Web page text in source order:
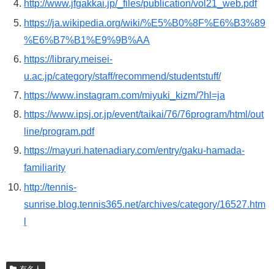
http://www.jfgakkai.jp/_files/publication/vol21_web.pdf
https://ja.wikipedia.org/wiki/%E5%B0%8F%E6%B3%89
%E6%B7%B1%E9%9B%AA
https://library.meisei-
u.ac.jp/category/staff/recommend/studentstuff/
https://www.instagram.com/miyuki_kizm/?hl=ja
https://www.ipsj.or.jp/event/taikai/76/76program/html/out
line/program.pdf
https://mayuri.hatenadiary.com/entry/gaku-hamada-
familiarity
http://tennis-
sunrise.blog.tennis365.net/archives/category/16527.htm